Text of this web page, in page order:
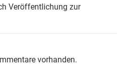
Veröffentlichung zur
vorhanden.